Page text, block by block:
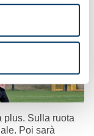
si legge
plus. Sulla ruota
Poi sarà